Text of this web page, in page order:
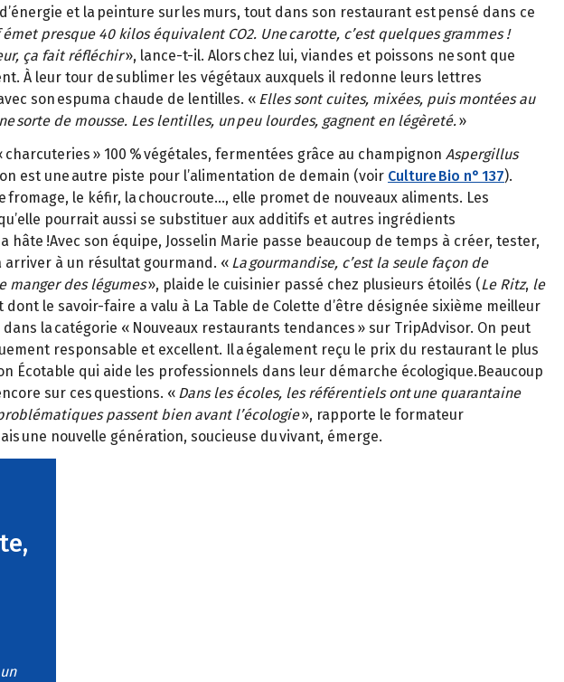
et la peinture sur les murs, tout dans son restaurant est pensé dans ce
presque 40 kilos équivalent CO2. Une carotte, c’est quelques grammes !
ça fait réfléchir», lance-t-il. Alors chez lui, viandes et poissons ne sont que
À leur tour de sublimer les végétaux auxquels il redonne leurs lettres
son espuma chaude de lentilles. « Elles sont cuites, mixées, puis montées au
sorte de mousse. Les lentilles, un peu lourdes, gagnent en légèreté.»
charcuteries » 100 % végétales, fermentées grâce au champignon Aspergillus
est une autre piste pour l’alimentation de demain (voir Culture Bio n° 137).
fromage, le kéfir, la choucroute…, elle promet de nouveaux aliments. Les
pourrait aussi se substituer aux additifs et autres ingrédients
hâte !Avec son équipe, Josselin Marie passe beaucoup de temps à créer, tester,
arriver à un résultat gourmand. « La gourmandise, c’est la seule façon de
manger des légumes», plaide le cuisinier passé chez plusieurs étoilés (Le Ritz, le
dont le savoir-faire a valu à La Table de Colette d’être désignée sixième meilleur
la catégorie « Nouveaux restaurants tendances » sur TripAdvisor. On peut
responsable et excellent. Il a également reçu le prix du restaurant le plus
Écotable qui aide les professionnels dans leur démarche écologique.Beaucoup
sur ces questions. « Dans les écoles, les référentiels ont une quarantaine
passent bien avant l’écologie», rapporte le formateur
une nouvelle génération, soucieuse du vivant, émerge.